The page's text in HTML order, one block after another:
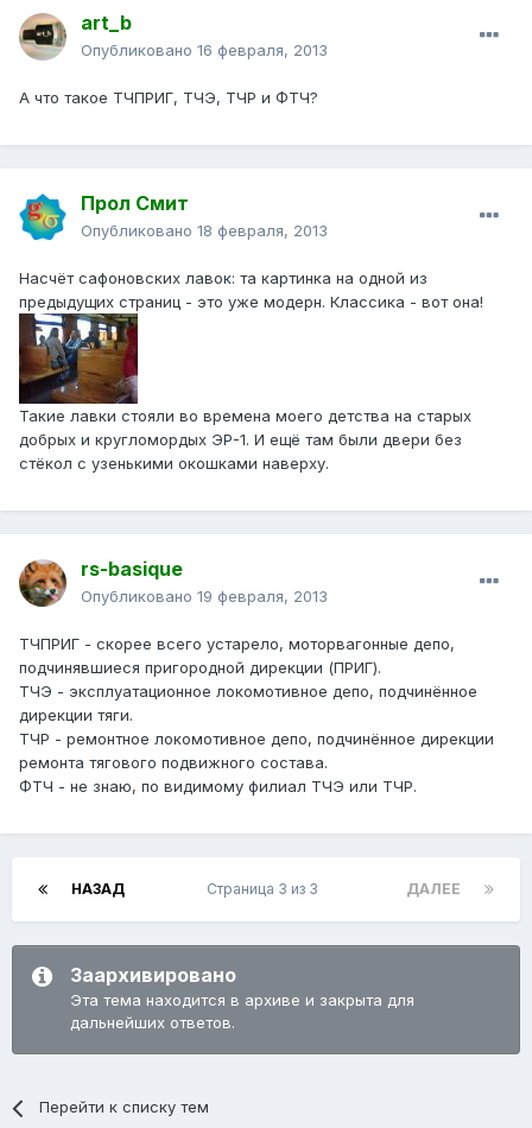
art_b
Опубликовано 16 февраля, 2013
А что такое ТЧПРИГ, ТЧЭ, ТЧР и ФТЧ?
Прол Смит
Опубликовано 18 февраля, 2013
Насчёт сафоновских лавок: та картинка на одной из
предыдущих страниц - это уже модерн. Классика - вот она!
Такие лавки стояли во времена моего детства на старых
добрых и кругломордых ЭР-1. И ещё там были двери без
стёкол с узенькими окошками наверху.
rs-basique
Опубликовано 19 февраля, 2013
ТЧПРИГ - скорее всего устарело, моторвагонные депо,
подчинявшиеся пригородной дирекции (ПРИГ).
ТЧЭ - эксплуатационное локомотивное депо, подчинённое
дирекции тяги.
ТЧР - ремонтное локомотивное депо, подчинённое дирекции
ремонта тягового подвижного состава.
ФТЧ - не знаю, по видимому филиал ТЧЭ или ТЧР.
НАЗАД ДАЛЕЕ
Страница 3 из 3
Заархивировано
Эта тема находится в архиве и закрыта для
дальнейших ответов.
Перейти к списку тем